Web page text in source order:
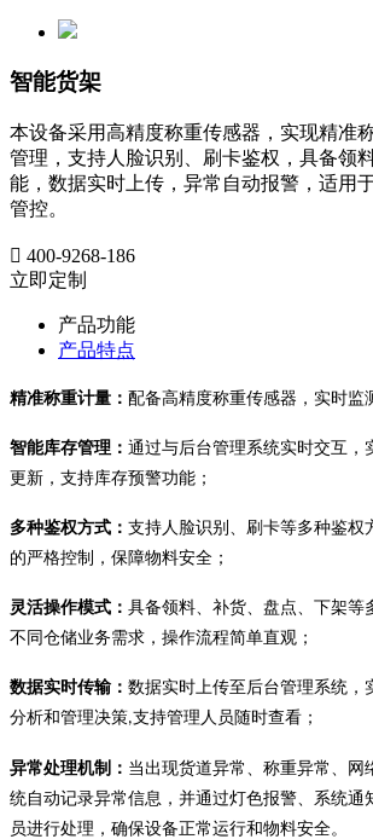
智能货架
本设备采用高精度称重传感器，实现精准
管理，支持人脸识别、刷卡鉴权，具备领料
能，数据实时上传，异常自动报警，适用
管控。
 400-9268-186
立即定制
产品功能
产品特点
精准称重计量： 配备高精度称重传感器，实时监
智能库存管理： 通过与后台管理系统实时交互，
更新，支持库存预警功能；
多种鉴权方式： 支持人脸识别、刷卡等多种鉴
的严格控制，保障物料安全；
灵活操作模式： 具备领料、补货、盘点、下
不同仓储业务需求，操作流程简单直观；
数据实时传输： 数据实时上传至后台管理系统，
分析和管理决策,支持管理人员随时查看；
异常处理机制： 当出现货道异常、称重异常、
统自动记录异常信息，并通过灯色报警、
系统通
员进行处理，确保设备正常运行和物料安全。